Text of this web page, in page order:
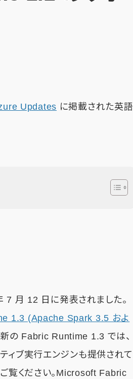
Updates に掲載された英語
月 12 日に発表されました。
1.3 (Apache Spark 3.5 およ
新の Fabric Runtime 1.3 では、
ィブ実行エンジンも提供されて
覧ください。Microsoft Fabric